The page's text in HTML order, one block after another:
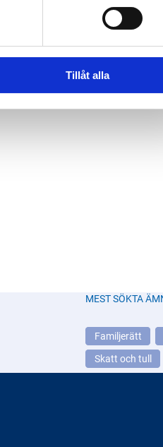
Tillåt alla
MEST SÖKTA
Familjerätt
Skatt och tull